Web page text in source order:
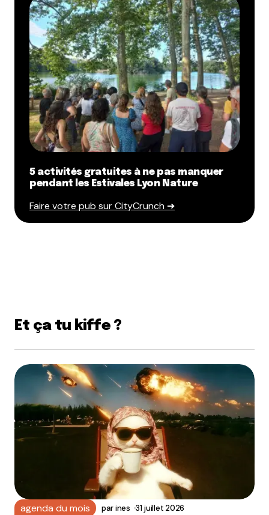
5 activités gratuites à ne pas manquer
pendant les Estivales Lyon Nature
Faire votre pub sur CityCrunch ➔
Et ça tu kiffe ?
agenda du mois parines 31 juillet 2026